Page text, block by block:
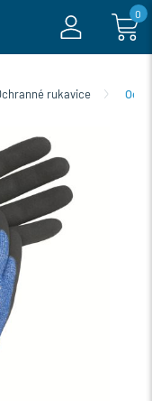
0
rukavice